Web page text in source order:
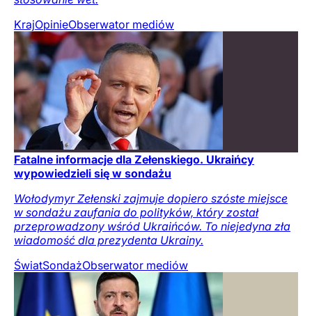
KrajOpinieObserwator mediów
Fatalne informacje dla Zełenskiego. Ukraińcy
wypowiedzieli się w sondażu
Wołodymyr Zełenski zajmuje dopiero szóste miejsce
w sondażu zaufania do polityków, który został
przeprowadzony wśród Ukraińców. To niejedyna zła
wiadomość dla prezydenta Ukrainy.
ŚwiatSondażObserwator mediów